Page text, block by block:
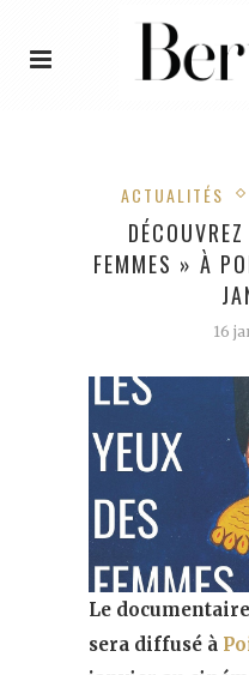
ACTUALITÉS
FEMMES » À
16
Le documentaire
sera diffusé à